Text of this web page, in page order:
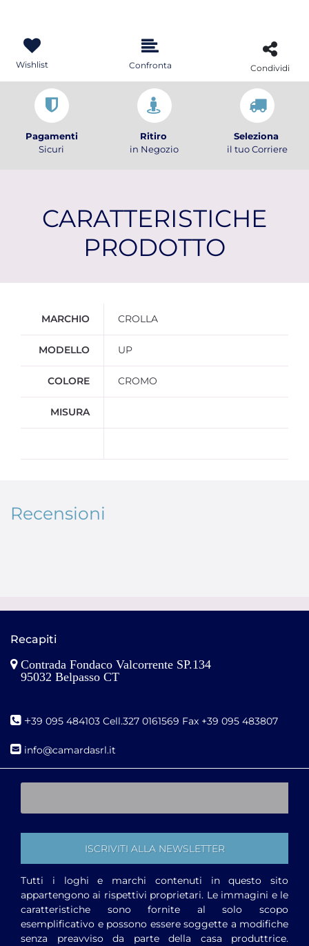
Wishlist Confronta Condividi
Pagamenti
Sicuri
Ritiro
in Negozio
Seleziona
il tuo Corriere
CARATTERISTICHE
PRODOTTO
MARCHIO CROLLA
MODELLO UP
COLORE CROMO
MISURA
Recensioni
Recapiti
Contrada Fondaco Valcorrente SP.134
95032 Belpasso CT
+39 095 484103 Cell.327 0161569 Fax +39 095 483807
info@camardasrl.it
Tutti i loghi e marchi contenuti in questo sito
appartengono ai rispettivi proprietari. Le immagini e le
caratteristiche sono fornite al solo scopo
esemplificativo e possono essere soggette a modifiche
senza preavviso da parte della casa produttrice.